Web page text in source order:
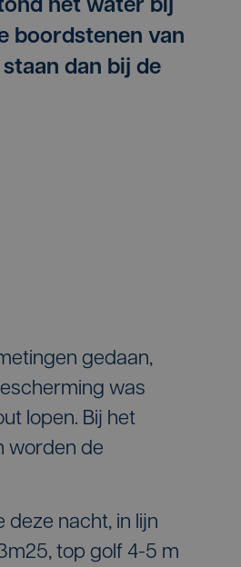
het water bij
boordstenen van
dan bij de
gedaan,
was
lopen. Bij het
worden de
nacht, in lijn
top golf 4-5 m